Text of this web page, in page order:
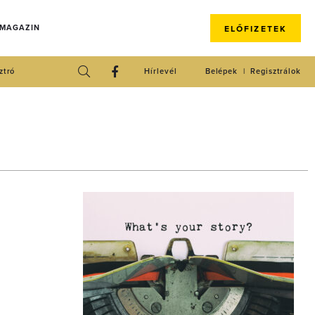
ELŐFIZETEK
Regisztrálok
Belépek
Hírlevél